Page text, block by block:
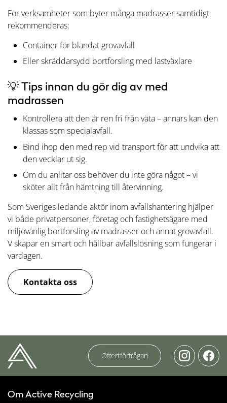
För verksamheter som byter många madrasser samtidigt
rekommenderas:
Container för blandat grovavfall
Eller skräddarsydd bortforsling med lastväxlare
💡 Tips innan du gör dig av med
madrassen
Kontrollera att den är ren fri från väta – annars kan den
klassas som specialavfall.
Bind ihop den med rep vid transport för att undvika att
den vecklar ut sig.
Om du anlitar oss behöver du inte göra något – vi
sköter allt från hämtning till återvinning.
Som Sveriges ledande aktör inom avfallshantering hjälper
vi både privatpersoner, företag och fastighetsägare med
miljövänlig bortforsling av madrasser och annat grovavfall.
V skapar en smart och hållbar avfallslösning som fungerar i
vardagen.
Kontakta oss
Offertförfrågan
Om Active Recycling